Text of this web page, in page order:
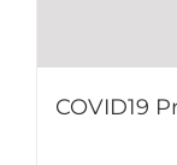
COVID19